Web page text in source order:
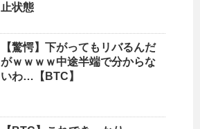
止状態
【驚愕】下がってもリバるんだ
がｗｗｗｗ中途半端で分からな
いわ…【BTC】